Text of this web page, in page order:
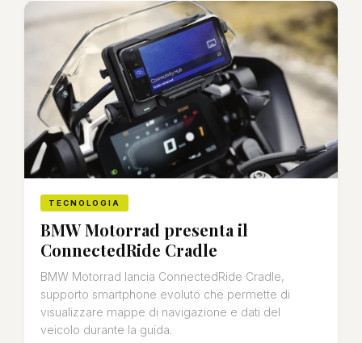
TECNOLOGIA
BMW Motorrad presenta il
ConnectedRide Cradle
BMW Motorrad lancia ConnectedRide Cradle,
supporto smartphone evoluto che permette di
visualizzare mappe di navigazione e dati del
veicolo durante la guida.